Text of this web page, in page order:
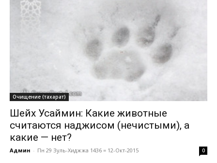
Очищение (тахарат)
Шейх Усаймин: Какие животные
считаются наджисом (нечистыми), а
какие — нет?
Админ - Пн 29 Зуль-Хиджжа 1436 = 12-Окт-2015 0